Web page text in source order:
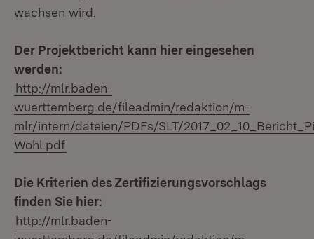
wachsen wird.
Der Projektbericht kann hier eingesehen
werden:
http://mlr.baden-
wuerttemberg.de/fileadmin/redaktion/m-
mlr/intern/dateien/PDFs/SLT/
Wohl.pdf
Die Kriterien des Zertifizierungsvorschlags
finden Sie hier:
http://mlr.baden-